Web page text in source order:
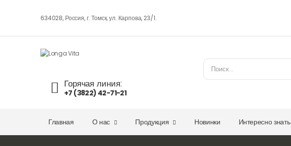
634028, Россия, г. Томск, ул. Карпова, 23/1.
Горячая линия:
+7 (3822) 42-71-21
Главная О нас Продукция Новинки Интересно знать